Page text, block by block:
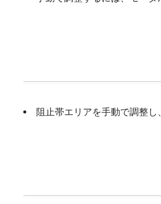
阻止帯エリアを手動で調整